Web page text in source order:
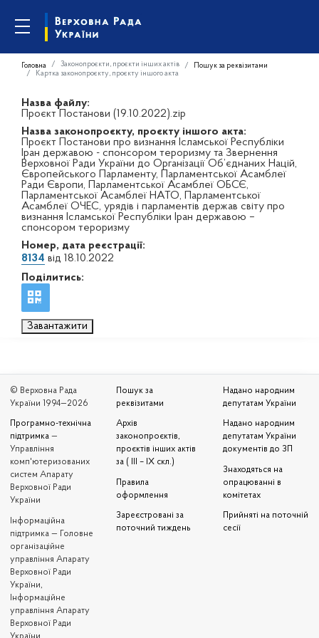
Головна Законопроєкти, проєкти інших актів
Пошук за реквізитами
Картка законопроєкту, проєкту іншого акта
Назва файлу:
Проєкт Постанови (19.10.2022).zip
Назва законопроєкту, проєкту іншого акта:
Проєкт Постанови про визнання Ісламської Республіки
Іран державою - спонсором тероризму та Звернення
Верховної Ради України до Організації Об’єднаних Націй,
Європейського Парламенту, Парламентської Асамблеї
Ради Європи, Парламентської Асамблеї ОБСЄ,
Парламентської Асамблеї НАТО, Парламентської
Асамблеї ОЧЕС, урядів і парламентів держав світу про
визнання Ісламської Республіки Іран державою –
спонсором тероризму
Номер, дата реєстрації:
8134 від 18.10.2022
Поділитись:
Завантажити
© Верховна Рада
України 1994—2026
Програмно-технічна
підтримка —
Управління
комп'ютеризованих
систем Апарату
Верховної Ради
України
Iнформаційна
підтримка — Головне
організаційне
управління Апарату
Верховної Ради
України,
Інформаційне
управління Апарату
Верховної Ради
України
Пошук за
реквізитами
Архів
законопроєктів,
проєктів інших актів
за ( III – IX скл.)
Правила
оформлення
Зареєстровані за
поточний тиждень
Надано народним
депутатам України
Надано народним
депутатам України
документів до ЗП
Знаходяться на
опрацюванні в
комітетах
Прийняті на поточній
сесії